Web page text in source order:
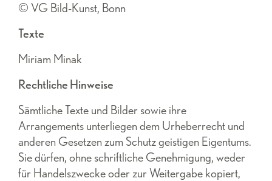
© VG Bild-Kunst, Bonn
Texte
Miriam Minak
Rechtliche Hinweise
Sämtliche Texte und Bilder sowie ihre
Arrangements unterliegen dem Urheberrecht und
anderen Gesetzen zum Schutz geistigen Eigentums.
Sie dürfen, ohne schriftliche Genehmigung, weder
für Handelszwecke oder zur Weitergabe kopiert,